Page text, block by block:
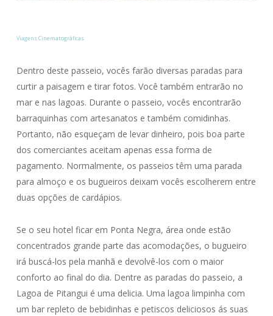
Viagens Cinematográficas
Dentro deste passeio, vocês farão diversas paradas para
curtir a paisagem e tirar fotos. Você também entrarão no
mar e nas lagoas. Durante o passeio, vocês encontrarão
barraquinhas com artesanatos e também comidinhas.
Portanto, não esqueçam de levar dinheiro, pois boa parte
dos comerciantes aceitam apenas essa forma de
pagamento. Normalmente, os passeios têm uma parada
para almoço e os bugueiros deixam vocês escolherem entre
duas opções de cardápios.
Se o seu hotel ficar em Ponta Negra, área onde estão
concentrados grande parte das acomodações, o bugueiro
irá buscá-los pela manhã e devolvê-los com o maior
conforto ao final do dia. Dentre as paradas do passeio, a
Lagoa de Pitangui é uma delicia. Uma lagoa limpinha com
um bar repleto de bebidinhas e petiscos deliciosos ás suas